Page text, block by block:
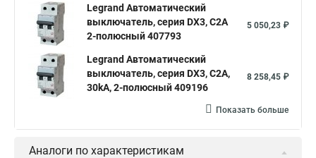
Legrand Автоматический
выключатель, серия DX3, С2A
2-полюсный 407793
5 050,23 ₽
Legrand Автоматический
выключатель, серия DX3, С2A,
30kA, 2-полюсный 409196
8 258,45 ₽
Показать больше
Аналоги по характеристикам